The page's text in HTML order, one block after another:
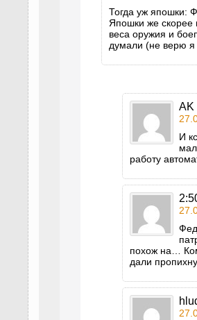
Тогда уж япошки:
Япошки же скорее
веса оружия и
думали (не верю я
AK
И
работу
похож на…
дали